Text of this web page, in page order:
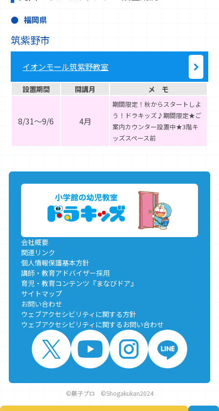
福岡県
筑紫野市
イオンモール筑紫野教室
設置期間 開講月 メ モ
8/31～9/6 4月
期間限定！秋からスタートしよ
う！ドラキッズ♪期間限定★ご
案内カウンター設置中★3階キ
ッズスペース前
会社概要
関連リンク
個人情報保護基本方針
講師・教育アドバイザー採用
育児・教育コンテンツ『まなびドア』
サイトマップ
お問い合わせ
ウェブアクセシビリティに関する方針
ウェブアクセシビリティに関するお問い合わせ
©藤子プロ ©Shogakukan2024